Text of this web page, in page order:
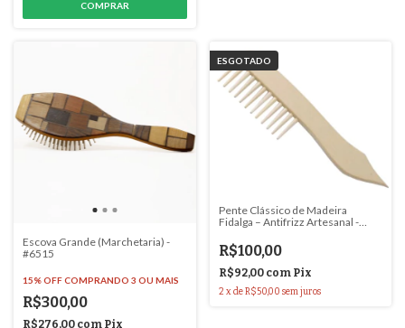
COMPRAR
Escova Grande (Marchetaria) -
#6515
15% OFFCOMPRANDO 3 OU MAIS
R$300,00
R$276,00 com Pix
ESGOTADO
Pente Clássico de Madeira
Fidalga – Antifrizz Artesanal -
R$100,00
R$92,00 com Pix
2 xdeR$50,00 sem juros